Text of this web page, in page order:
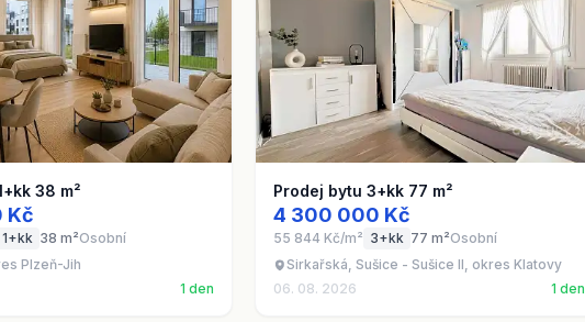
38 m²
Kč
1+kk 38 m²Osobní
Plzeň-Jih
1 den
Prodej bytu 3+kk 77 m²
4 300 000 Kč
55 844 Kč/m² 3+kk 77 m²Osobní
Sirkařská, Sušice - Sušice II, okres Klatovy
06. 08. 2026
1 den